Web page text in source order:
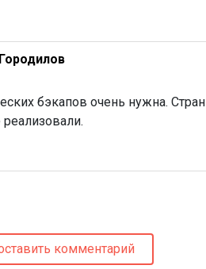
бэкапов очень нужна.
комментарий